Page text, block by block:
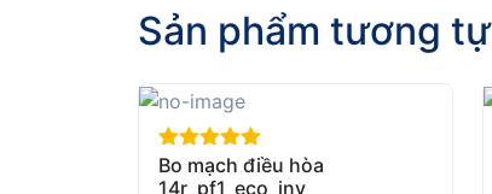
Sản phẩm tương tự
out of 5
Bo mạch điều hòa
14r_pf1_eco_inv